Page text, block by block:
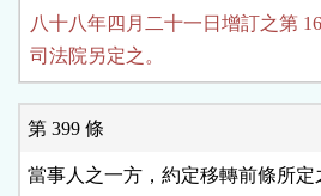
八十八年四月二十一日增訂之第
司法院另定之。
第 399 條
當事人之一方，約定移轉前條所